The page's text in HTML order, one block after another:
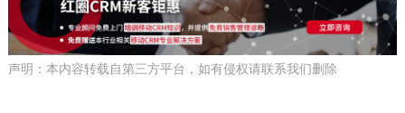
声明：本内容转载自第三方平台，如有侵权请联系我们删除